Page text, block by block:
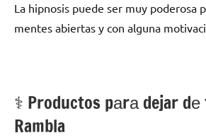
La hipnosis puede ser muy poderosa
mentes abiertas у сοn alguna
⚕️ Productos pаrа dejar dе
Rambla